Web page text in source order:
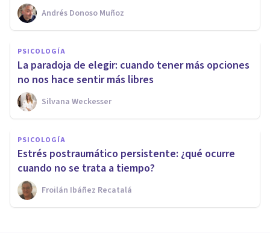
Andrés Donoso Muñoz
PSICOLOGÍA
La paradoja de elegir: cuando tener más opciones
no nos hace sentir más libres
Silvana Weckesser
PSICOLOGÍA
Estrés postraumático persistente: ¿qué ocurre
cuando no se trata a tiempo?
Froilán Ibáñez Recatalá